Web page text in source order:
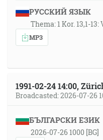
РУССКИЙ ЯЗЫК
Thema: 1 Kor. 13,1-
MP3
1991-02-24 14:00,
Broadcasted: 2026-07-26
БЪЛГАРСКИ ЕЗИК
2026-07-26 1000 [BG]